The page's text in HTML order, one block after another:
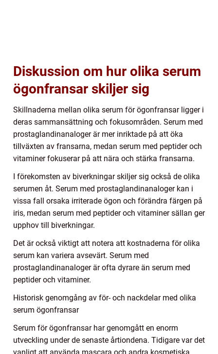
Diskussion om hur olika serum
ögonfransar skiljer sig
Skillnaderna mellan olika serum för ögonfransar ligger i
deras sammansättning och fokusområden. Serum med
prostaglandinanaloger är mer inriktade på att öka
tillväxten av fransarna, medan serum med peptider och
vitaminer fokuserar på att nära och stärka fransarna.
I förekomsten av biverkningar skiljer sig också de olika
serumen åt. Serum med prostaglandinanaloger kan i
vissa fall orsaka irriterade ögon och förändra färgen på
iris, medan serum med peptider och vitaminer sällan ger
upphov till biverkningar.
Det är också viktigt att notera att kostnaderna för olika
serum kan variera avsevärt. Serum med
prostaglandinanaloger är ofta dyrare än serum med
peptider och vitaminer.
Historisk genomgång av för- och nackdelar med olika
serum ögonfransar
Serum för ögonfransar har genomgått en enorm
utveckling under de senaste årtiondena. Tidigare var det